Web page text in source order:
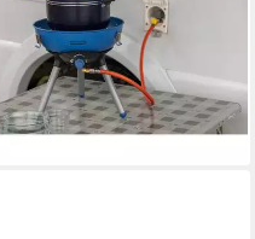
36.00 x 42.00 x 36.00 cm
ab 149,90 €
13,69 €mtl. in 12 Raten
lieferbar - in 5-6 Werktagen bei dir